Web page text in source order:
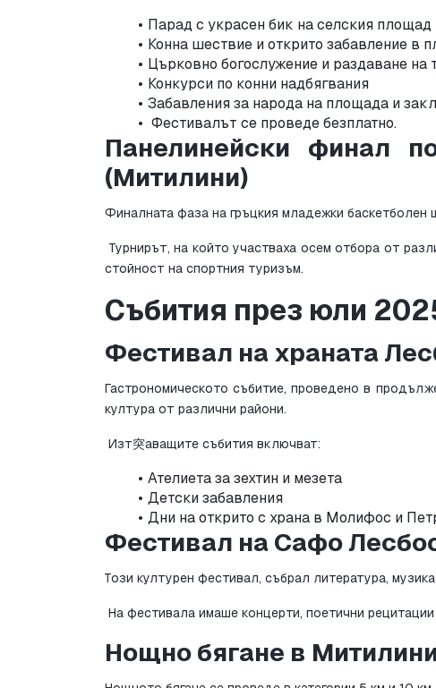
Парад с украсен бик на селския площад
Конна шествиe и открито забавление в
Църковно богослужение и раздаване на
Конкурси по конни надбягвания
Забавления за народа на площадa и
Фестивалът се проведе безплатно.
Панелинейски финал
(Митилини)
Финалната фаза на гръцкия младежки баскетболен
стойност на спортния туризъм.
Събития през юли
Фестивал на храната
Гастрономическото събитие, проведено в
култура от различни райони.
Изт突аващите събития включват:
Ателиета за зехтин и мезета
Детски забавления
Дни на открито с храна в Молифос и
Фестивал на Сафо
Този културен фестивал, събрал литература,
На фестивала имаше концерти, поетични рецитации
Нощно бягане в